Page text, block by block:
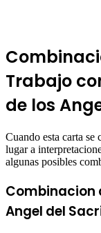
Trabajo
de los
Cuando esta carta se
lugar a
algunas posibles
Combinacion
Angel del